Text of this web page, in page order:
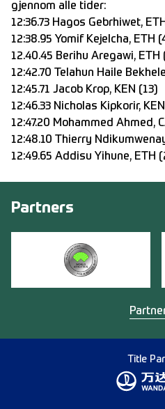
gjennom alle tider:
12:36.73 Hagos Gebrhiwet,
12:38.95 Yomif Kejelcha, ETH
12.40.45 Berihu Aregawi, ETH
12:42.70 Telahun Haile
12:45.71 Jacob Krop, KEN (13)
12:46.33 Nicholas Kipkorir,
12:47.20 Mohammed Ahmed,
12:48.10 Thierry
12:49.65 Addisu Yihune, ETH
Partners
Title